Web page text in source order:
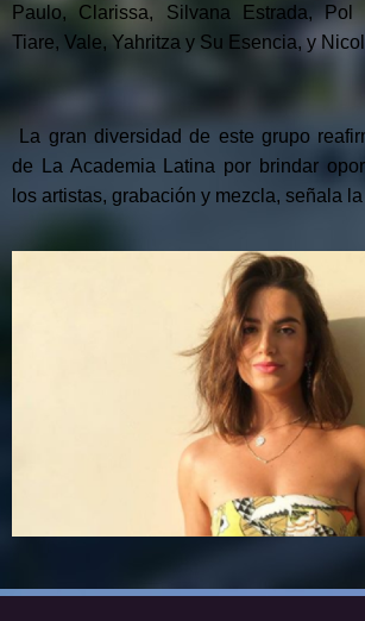
Paulo, Clarissa, Silvana Estrada, Pol
Tiare, Vale, Yahritza y Su Esencia, y
La gran diversidad de este grupo
de La Academia Latina por brindar
los artistas, grabación y mezcla, señala